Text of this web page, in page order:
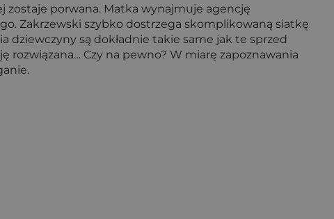
zostaje porwana. Matka wynajmuje agencję
Zakrzewski szybko dostrzega skomplikowaną siatkę
dziewczyny są dokładnie takie same jak te sprzed
rozwiązana… Czy na pewno? W miarę zapoznawania